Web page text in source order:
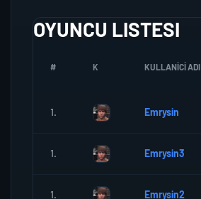
OYUNCU LISTESI
# K KULLANICI ADI
1. Emrysin
1. Emrysin3
1. Emrysin2